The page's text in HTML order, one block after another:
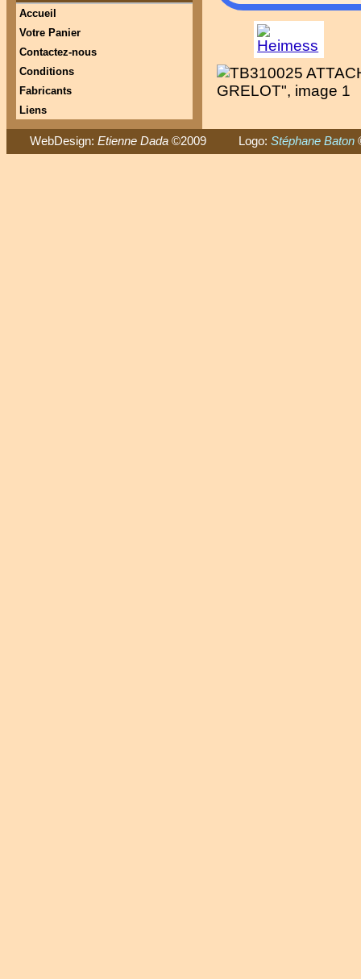
Accueil
Votre Panier
Contactez-nous
Conditions
Fabricants
Liens
WebDesign:Etienne Dada ©2009 Logo:Stéphane Baton